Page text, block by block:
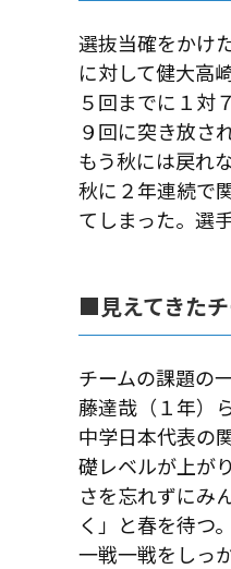
選抜当確をかけ
に対して健大高
５回までに１対
９回に突き放さ
もう秋には戻れ
秋に２年連続で
てしまった。選
■見えてきた
チームの課題の
藤達哉（１年）
中学日本代表の
礎レベルが上が
さを忘れずにみ
く」と春を待つ
一戦一戦をしっ